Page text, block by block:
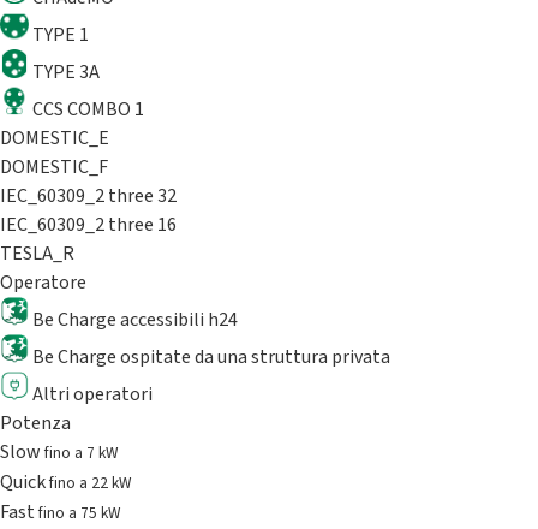
TYPE 1
TYPE 3A
CCS COMBO 1
DOMESTIC_E
DOMESTIC_F
IEC_60309_2 three 32
IEC_60309_2 three 16
TESLA_R
Operatore
Be Charge accessibili h24
Be Charge ospitate da una struttura privata
Altri operatori
Potenza
Slowfino a 7 kW
Quickfino a 22 kW
Fastfino a 75 kW